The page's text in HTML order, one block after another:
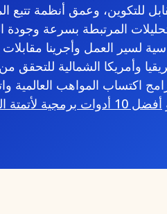
للتكوين، وعمق أنظمة تتبع
المرتبطة بسرعة وجودة
لسير العمل وأجرينا
وأمريكا الشمالية للتحقق من
المواهب العالمية
أفضل 10 أدوات برمجية لأتمتة التوظيف لعام 2025